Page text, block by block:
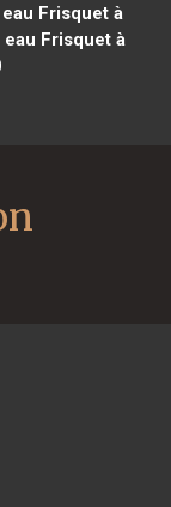
Frisquet à
Frisquet à